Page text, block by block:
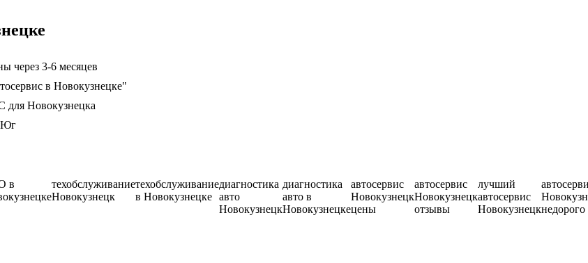
через 3-6 месяцев
в Новокузнецке"
для Новокузнецка
Юг
в
техобслуживание
Новокузнецк
техобслуживание
в Новокузнецке
диагностика
авто
Новокузнецк
диагностика
авто в
Новокузнецке
автосервис
Новокузнецк
цены
автосервис
Новокузнецк
отзывы
лучший
автосервис
Новокузнецкнедорого